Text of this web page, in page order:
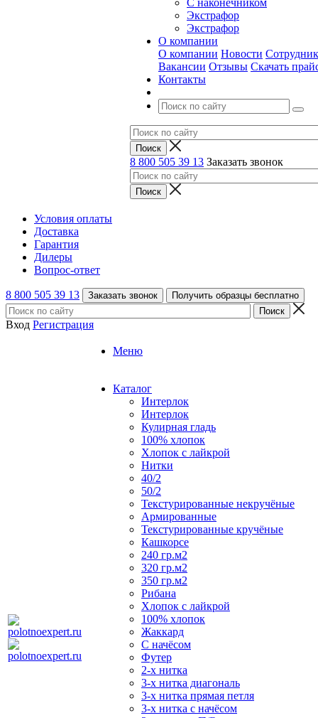
С наконечником
Экстрафор
Экстрафор
О компании
О компании Новости
Вакансии Отзывы Скачать
Контакты
8 800 505 39 13 Заказать звонок
Условия оплаты
Доставка
Гарантия
Дилеры
Вопрос-ответ
8 800 505 39 13 Заказать звонок Получить образцы бесплатно
Вход Регистрация
Меню
Каталог
Интерлок
Интерлок
Кулирная гладь
100% хлопок
Хлопок с лайкрой
Нитки
40/2
50/2
Текстурированные некручёные
Армированные
Текстурированные кручёные
Кашкорсе
240 гр.м2
320 гр.м2
350 гр.м2
Рибана
Хлопок с лайкрой
100% хлопок
Жаккард
С начёсом
Футер
2-х нитка
3-х нитка диагональ
3-х нитка прямая петля
3-х нитка с начёсом